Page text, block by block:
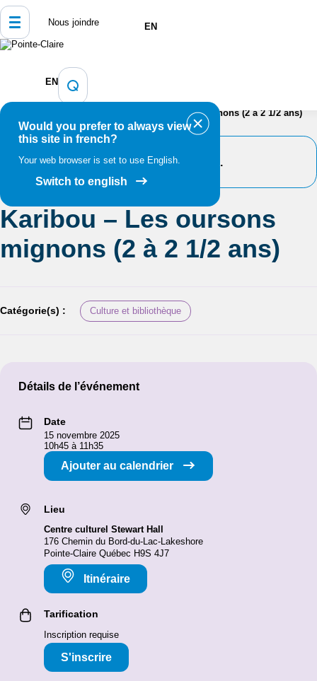
Nous joindre EN
EN
Would you prefer to always view
this site in french?
Your web browser is set to use English.
Switch to english
Programmation et inscription
activités
Karibou – Les oursons mignons (2 à 2 1/2 ans)
Cet événement est passé.
Karibou – Les oursons
mignons (2 à 2 1/2 ans)
Catégorie(s) : Culture et bibliothèque
Détails de l’événement
Date
15 novembre 2025
10h45 à 11h35
Ajouter au calendrier
Lieu
Centre culturel Stewart Hall
176 Chemin du Bord-du-Lac-Lakeshore
Pointe-Claire Québec H9S 4J7
Itinéraire
Tarification
Inscription requise
S'inscrire